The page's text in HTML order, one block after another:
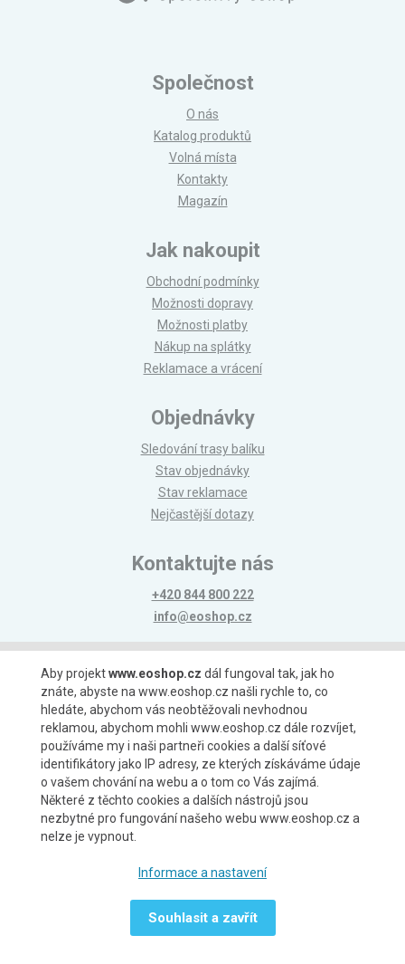
Společnost
O nás
Katalog produktů
Volná místa
Kontakty
Magazín
Jak nakoupit
Obchodní podmínky
Možnosti dopravy
Možnosti platby
Nákup na splátky
Reklamace a vrácení
Objednávky
Sledování trasy balíku
Stav objednávky
Stav reklamace
Nejčastější dotazy
Kontaktujte nás
+420 844 800 222
info@eoshop.cz
Možnosti platby
Možnosti dopravy
Aby projektwww.eoshop.cz dál fungoval tak, jak ho
znáte, abyste na www.eoshop.cz našli rychle to, co
hledáte, abychom vás neobtěžovali nevhodnou
reklamou, abychom mohli www.eoshop.cz dále rozvíjet,
používáme my i naši partneři cookies a další síťové
identifikátory jako IP adresy, ze kterých získáváme údaje
o vašem chování na webu a o tom co Vás zajímá.
Některé z těchto cookies a dalších nástrojů jsou
nezbytné pro fungování našeho webu www.eoshop.cz a
nelze je vypnout.
Informace a nastavení
Souhlasit a zavřít